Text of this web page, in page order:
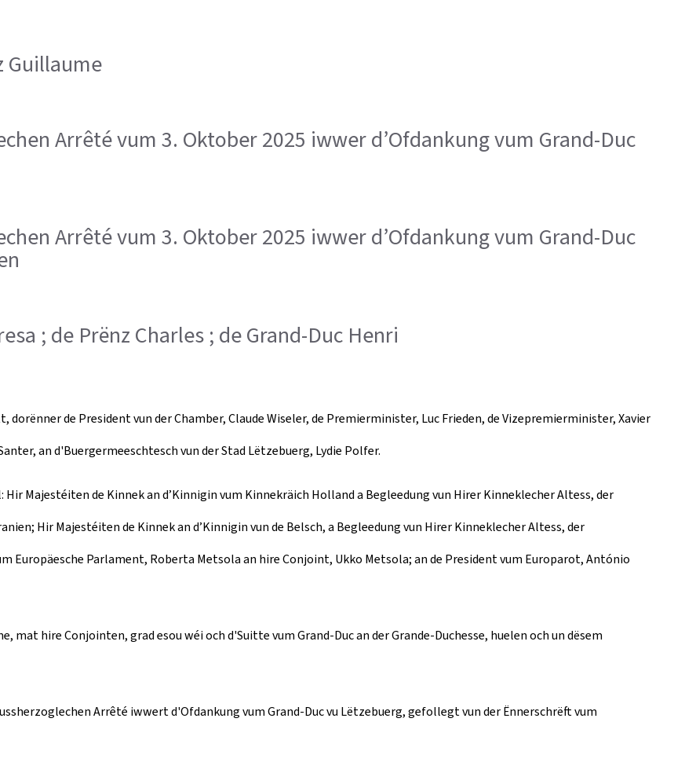
Guillaume
Arrêté vum 3. Oktober 2025 iwwer d’Ofdankung vum Grand-Duc
Arrêté vum 3. Oktober 2025 iwwer d’Ofdankung vum Grand-Duc
; de Prënz Charles ; de Grand-Duc Henri
de President vun der Chamber, Claude Wiseler, de Premierminister, Luc Frieden, de Vizepremierminister, Xavier
an d'Buergermeeschtesch vun der Stad Lëtzebuerg, Lydie Polfer.
Majestéiten de Kinnek an d’Kinnigin vum Kinnekräich Holland a Begleedung vun Hirer Kinneklecher Altess, der
Hir Majestéiten de Kinnek an d’Kinnigin vun de Belsch, a Begleedung vun Hirer Kinneklecher Altess, der
Europäesche Parlament, Roberta Metsola an hire Conjoint, Ukko Metsola; an de President vum Europarot, António
mat hire Conjointen, grad esou wéi och d'Suitte vum Grand-Duc an der Grande-Duchesse, huelen och un dësem
Arrêté iwwert d'Ofdankung vum Grand-Duc vu Lëtzebuerg, gefollegt vun der Ënnerschrëft vum